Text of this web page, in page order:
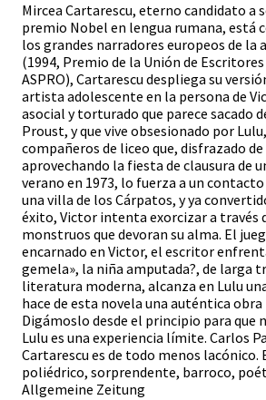
Mircea Cartarescu, eterno candidato a
premio Nobel en lengua rumana, está
los grandes narradores europeos de la
(1994, Premio de la Unión de
ASPRO), Cartarescu despliega su
artista adolescente en la persona de
asocial y torturado que parece sacado
Proust, y que vive obsesionado por
compañeros de liceo que, disfrazado
aprovechando la fiesta de clausura de
verano en 1973, lo fuerza a un
una villa de los Cárpatos, y ya
éxito, Victor intenta exorcizar a través
monstruos que devoran su alma. El
encarnado en Victor, el escritor
gemela», la niña amputada?, de larga
literatura moderna, alcanza en Lulu
hace de esta novela una auténtica
Digámoslo desde el principio para que
Lulu es una experiencia límite. Carlos
Cartarescu es de todo menos
poliédrico, sorprendente, barroco,
Allgemeine Zeitung